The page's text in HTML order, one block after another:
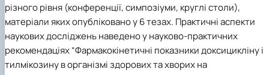
різного рівня (конференції, симпозіуми, круглі столи),
матеріали яких опубліковано у 6 тезах. Практичні аспекти
наукових досліджень наведено у науково-практичних
рекомендаціях “Фармакокінетичні показники доксицикліну і
тилмікозину в організмі здорових та хворих на